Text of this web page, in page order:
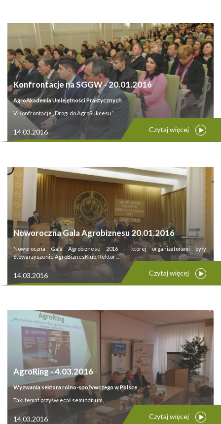
Konfrontacje na SGGW - 20.01.2016
AgroAkademia Umiejętności Praktycznych
V Konfrontacje „Drogi do AgroSukcesu” ...
14.03.2016 Czytaj więcej
Noworoczna Gala Agrobiznesu 20.01.2016
Noworoczna Gala Agrobiznesu 2016 - której organizatorami były:
Stowarzyszenie AgroBiznesKlub, Rektor ...
14.03.2016 Czytaj więcej
AgroRing - 4.03.2016
Wyzwania sektora rolno-spożywczego w Polsce
Taki temat przyświecał seminarium, ...
14.03.2016 Czytaj więcej